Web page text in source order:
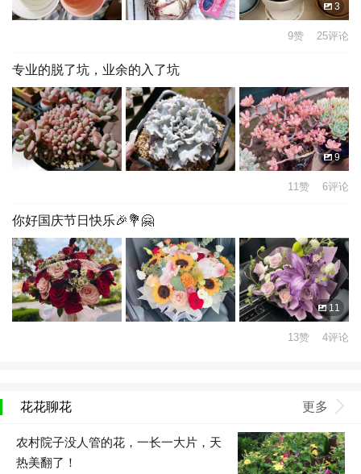
3
9赞 25评论
专业的脱了坑，业余的入了坑
9
11赞 6评论
你好国庆节日快乐🎉💐🤗
11
13赞 4评论
花花聊花 更多
农村院子没人管的花，一长一大片，天
热美翻了！